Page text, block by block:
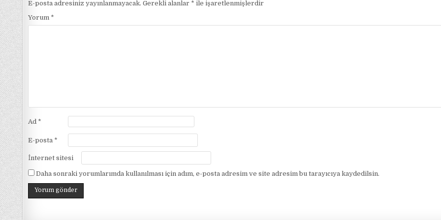
E-posta adresiniz yayınlanmayacak. Gerekli alanlar * ile işaretlenmişlerdir
Yorum *
Ad *
E-posta *
İnternet sitesi
Daha sonraki yorumlarımda kullanılması için adım, e-posta adresim ve site adresim bu tarayıcıya kaydedilsin.